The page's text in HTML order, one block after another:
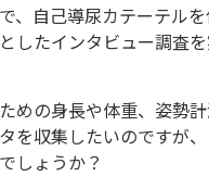
、自己導尿カテーテル
したインタビュー調査
めの身長や体重、姿勢
を収集したいのですが
しょうか？